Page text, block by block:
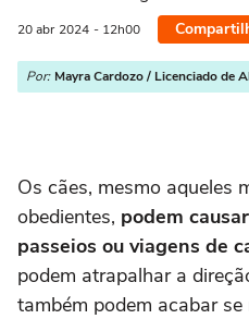
20 abr 2024 - 12h00
Por: Mayra Cardozo / Licenciado de
Os cães, mesmo aqueles
obedientes, podem
passeios ou viagens de
podem atrapalhar a
também podem acabar